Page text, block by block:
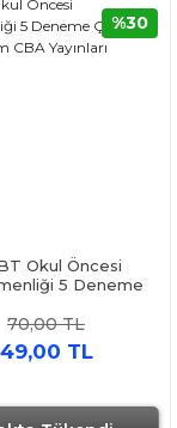
Okul Öncesi
5 Deneme
Yayınları
70,00 TL
49,00 TL
%30